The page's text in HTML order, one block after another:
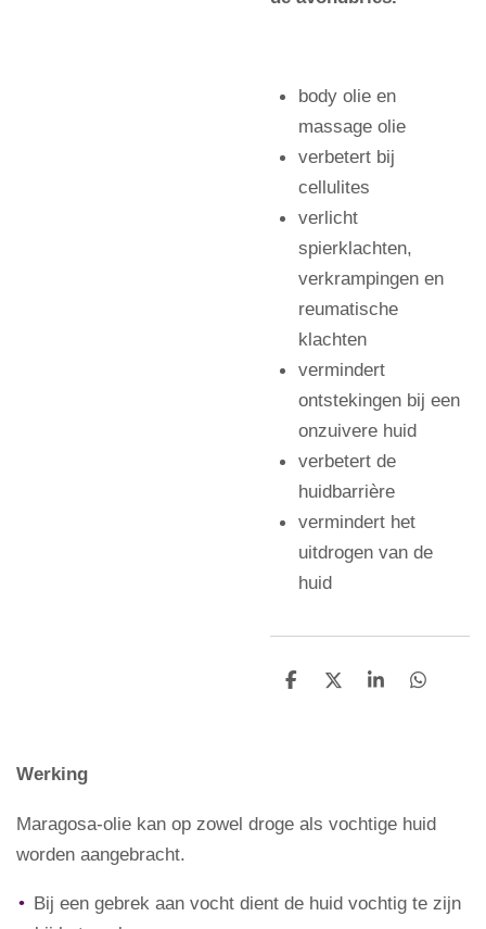
body olie en
massage olie
verbetert bij
cellulites
verlicht
spierklachten,
verkrampingen en
reumatische
klachten
vermindert
ontstekingen bij een
onzuivere huid
verbetert de
huidbarrière
vermindert het
uitdrogen van de
huid
D
D
S
D
Werking
Maragosa-olie kan op zowel droge als vochtige huid
worden aangebracht.
Bij een gebrek aan vocht dient de huid vochtig te zijn